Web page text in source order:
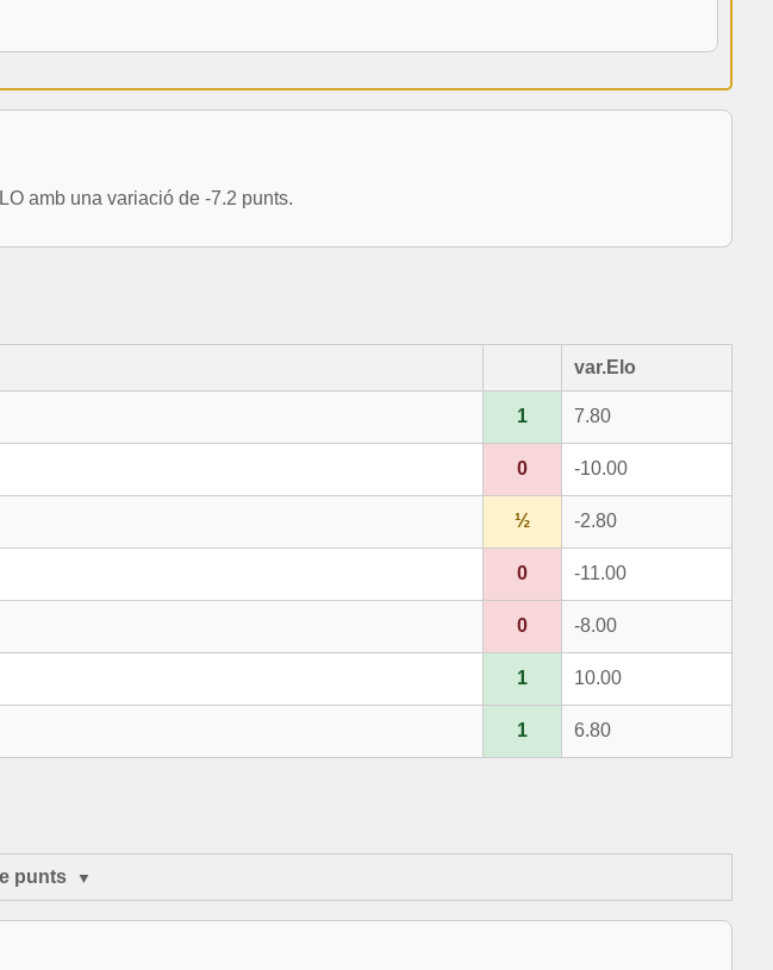
amb una variació de -7.2 punts.
var.Elo
1 7.80
0 -10.00
½ -2.80
0 -11.00
0 -8.00
1 10.00
1 6.80
punts